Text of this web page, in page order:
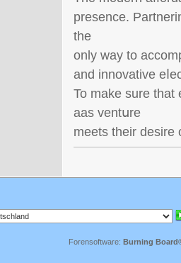
presence.
the
only way to
and innovative
To make sure that
aas ventսre
meets their desіre
Forensoftware: Burning